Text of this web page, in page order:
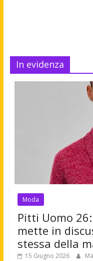
In evidenza
Moda
Pitti Uomo
mette in
stessa della
15 Giugno 2026